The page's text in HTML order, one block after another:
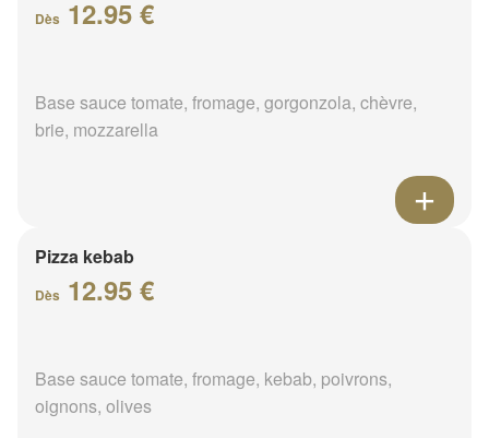
Dès 12.95 €
Base sauce tomate, fromage, gorgonzola, chèvre,
brie, mozzarella
Pizza kebab
Dès 12.95 €
Base sauce tomate, fromage, kebab, poivrons,
oignons, olives